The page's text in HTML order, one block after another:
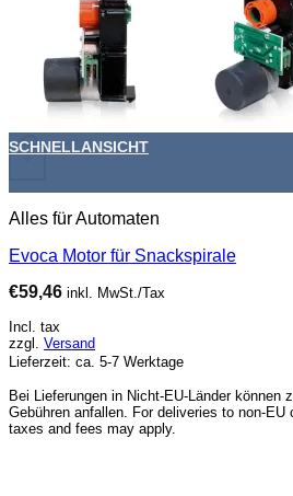
+
SCHNELLANSICHT
Alles für Automaten
Evoca Motor für Snackspirale
€59,46 inkl. MwSt./Tax
Incl. tax
zzgl. Versand
Lieferzeit: ca. 5-7 Werktage
Bei Lieferungen in Nicht-EU-Länder können
Gebühren anfallen. For deliveries to non-EU
taxes and fees may apply.